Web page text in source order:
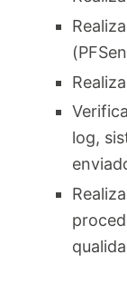
log,